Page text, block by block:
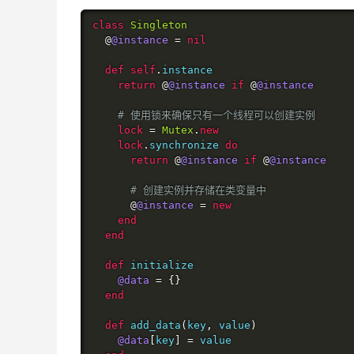
class
Singleton
@@instance = nil
def self . instance
return @@instance if @@instance
# 使用锁来确保只有一个线程可以创建实例
lock = Mutex . new
lock . synchronize do
return @@instance if @@instance
# 创建实例并存储在类变量中
@@instance = new
end
end
def initialize
@data = {}
end
def add_data ( key , value )
@data
key = value